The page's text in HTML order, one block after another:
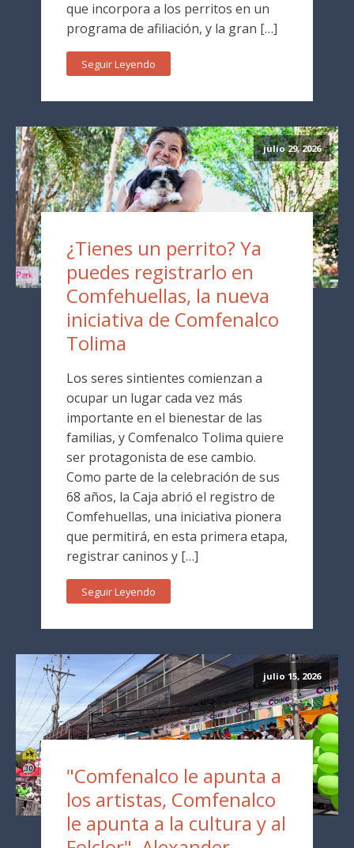
que incorpora a los perritos en un
programa de afiliación, y la gran […]
Seguir Leyendo
julio 29, 2026
¿Tienes un perrito? Ya
puedes registrarlo en
Comfehuellas, la nueva
iniciativa de Comfenalco
Tolima
Los seres sintientes comienzan a
ocupar un lugar cada vez más
importante en el bienestar de las
familias, y Comfenalco Tolima quiere
ser protagonista de ese cambio.
Como parte de la celebración de sus
68 años, la Caja abrió el registro de
Comfehuellas, una iniciativa pionera
que permitirá, en esta primera etapa,
registrar caninos y […]
Seguir Leyendo
julio 15, 2026
"Comfenalco le apunta a
los artistas, Comfenalco
le apunta a la cultura y al